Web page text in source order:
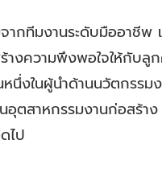
กทีมงานระดับมืออาชีพ
างความพึงพอใจให้กับ
นึ่งในผู้นำด้านนวัตกรร
สาหกรรมงานก่อสร้าง
ไป